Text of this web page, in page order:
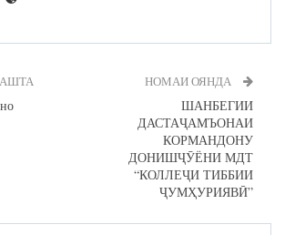
НОМАИ ОЯНДА
ШАНБЕГИИ
ДАСТАҶАМЪОНАИ
КОРМАНДОНУ
ДОНИШҶӮЁНИ МДТ
“КОЛЛЕҶИ ТИББИИ
ҶУМҲУРИЯВӢ”